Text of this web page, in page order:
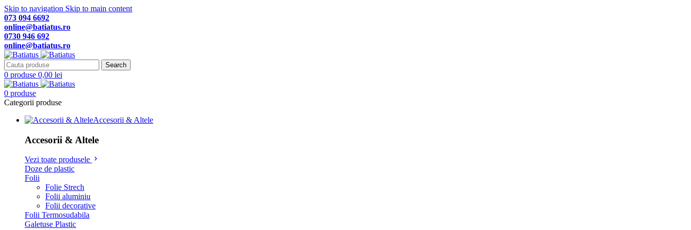
Skip to navigation Skip to main content
073 094 6692
online@batiatus.ro
0730 946 692
online@batiatus.ro
Search
0 produse 0,00 lei
0 produse
Categorii produse
Accesorii & Altele
Accesorii & Altele
Vezi toate produsele
Doze de plastic
Folii
Folie Strech
Folii aluminiu
Folii decorative
Folii Termosudabila
Galetuse Plastic